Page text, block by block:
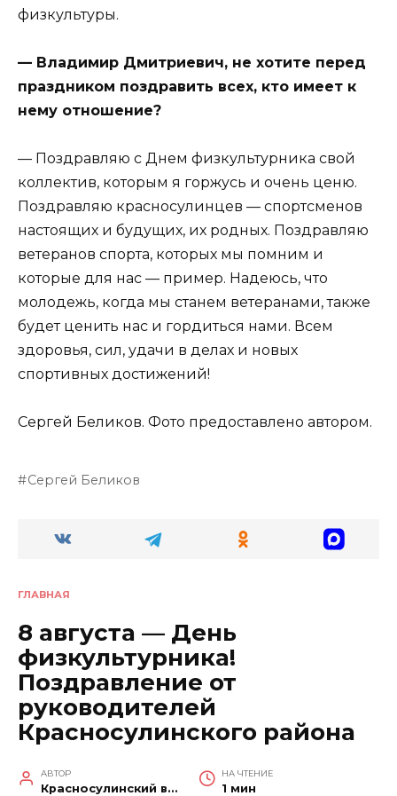
физкультуры.
— Владимир Дмитриевич, не хотите перед
праздником поздравить всех, кто имеет к
нему отношение?
— Поздравляю с Днем физкультурника свой
коллектив, которым я горжусь и очень ценю.
Поздравляю красносулинцев — спортсменов
настоящих и будущих, их родных. Поздравляю
ветеранов спорта, которых мы помним и
которые для нас — пример. Надеюсь, что
молодежь, когда мы станем ветеранами, также
будет ценить нас и гордиться нами. Всем
здоровья, сил, удачи в делах и новых
спортивных достижений!
Сергей Беликов. Фото предоставлено автором.
Сергей Беликов
ГЛАВНАЯ
8 августа — День
физкультурника!
Поздравление от
руководителей
Красносулинского района
АВТОР
Красносулинский вестник
НА ЧТЕНИЕ
1 мин